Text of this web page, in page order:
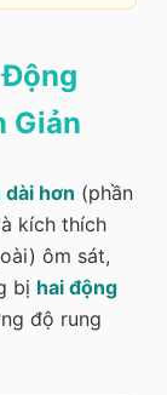
Giản
dài hơn (phần
kích thích
ôm sát,
bị hai động
độ rung